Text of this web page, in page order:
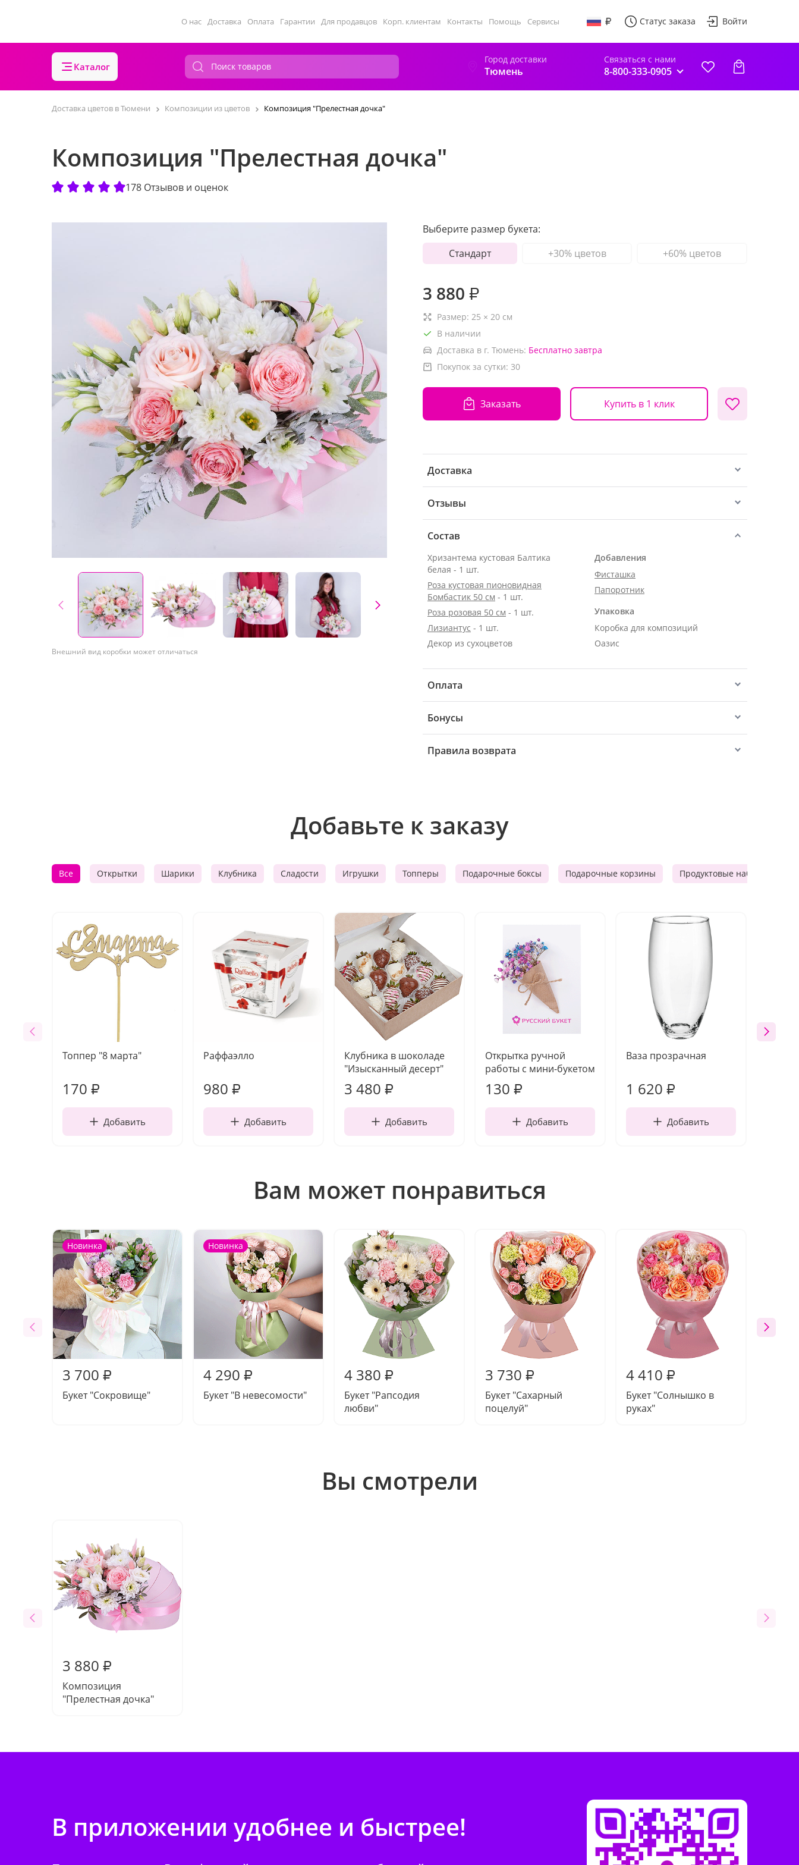
О нас Доставка Оплата Гарантии Для продавцов Корп. клиентам Контакты Помощь Сервисы Статус заказа Войти
Каталог
Город доставки
Тюмень
Связаться с нами
8-800-333-0905
Доставка цветов в Тюмени Композиции из цветов Композиция "Прелестная дочка"
Композиция "Прелестная дочка"
178 Отзывов и оценок
Внешний вид коробки может отличаться
Выберите размер букета:
Стандарт
+30% цветов +60% цветов
3 880 ₽
Размер: 25 × 20 см
В наличии
Доставка в г. Тюмень: Бесплатно завтра
Покупок за сутки: 30
Заказать Купить в 1 клик
Доставка
Отзывы
Состав
Хризантема кустовая Балтика
белая - 1 шт.
Роза кустовая пионовидная
Бомбастик 50 см - 1 шт.
Роза розовая 50 см - 1 шт.
Лизиантус - 1 шт.
Декор из сухоцветов
Добавления
Фисташка
Папоротник
Упаковка
Коробка для композиций
Оазис
Оплата
Бонусы
Правила возврата
Добавьте к заказу
Все Открытки Шарики Клубника Сладости Игрушки Топперы Подарочные боксы Подарочные корзины Продуктовые наборы
Топпер "8 марта"
170 ₽
Добавить
Раффаэлло
980 ₽
Добавить
Клубника в шоколаде
"Изысканный десерт"
3 480 ₽
Добавить
Открытка ручной
работы с мини-букетом
130 ₽
Добавить
Ваза прозрачная
1 620 ₽
Добавить
Вам может понравиться
Новинка
3 700 ₽
Букет "Сокровище"
Новинка
4 290 ₽
Букет "В невесомости"
4 380 ₽
Букет "Рапсодия
любви"
3 730 ₽
Букет "Сахарный
поцелуй"
4 410 ₽
Букет "Солнышко в
руках"
Вы смотрели
3 880 ₽
Композиция
"Прелестная дочка"
В приложении удобнее и быстрее!